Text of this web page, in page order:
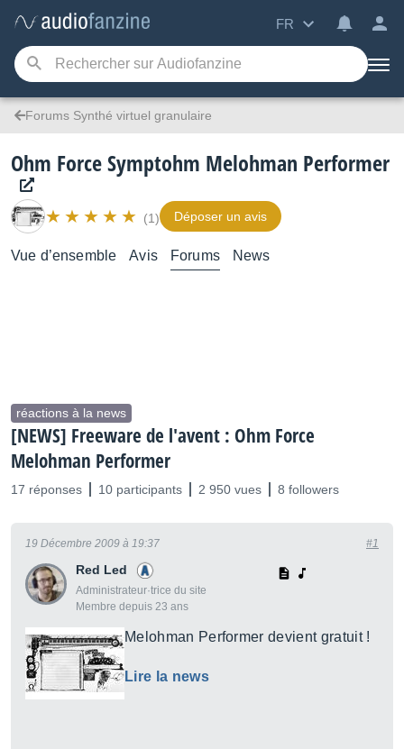
FR
Forums Synthé virtuel granulaire
Ohm Force Symptohm Melohman Performer
(1) Déposer un avis
Vue d’ensemble Avis Forums News
réactions à la news
[NEWS] Freeware de l'avent : Ohm Force
Melohman Performer
17 réponses 10 participants 2 950 vues 8 followers
Red Led
Administrateur·trice du site
Membre depuis 23 ans
19 Décembre 2009 à 19:37 #1
Melohman Performer devient gratuit !
Lire la news